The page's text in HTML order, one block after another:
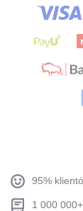
95%
1 000